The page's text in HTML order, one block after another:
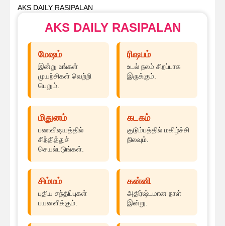
AKS DAILY RASIPALAN
AKS DAILY RASIPALAN
மேஷம்
இன்று உங்கள்
முயற்சிகள் வெற்றி
பெறும்.
ரிஷபம்
உடல் நலம் சிறப்பாக
இருக்கும்.
மிதுனம்
பணவிஷயத்தில்
சிந்தித்துச்
செயல்படுங்கள்.
கடகம்
குடும்பத்தில் மகிழ்ச்சி
நிலவும்.
சிம்மம்
புதிய சந்திப்புகள்
பயனளிக்கும்.
கன்னி
அதிர்ஷ்டமான நாள்
இன்று.